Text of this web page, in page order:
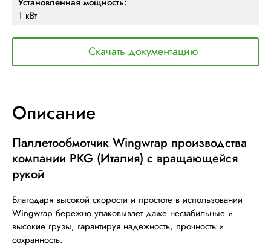
1 кВт
Скачать документацию
Описание
Паллетообмотчик Wingwrap производства
компании PKG (Италия) с вращающейся
рукой
Благодаря высокой скорости и простоте в использовании
Wingwrap бережно упаковывает даже нестабильные и
высокие грузы, гарантируя надежность, прочность и
сохранность.